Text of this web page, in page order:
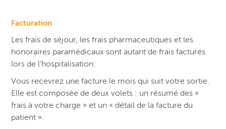
Facturation
Les frais de séjour, les frais pharmaceutiques et les
honoraires paramédicaux sont autant de frais facturés
lors de l’hospitalisation.
Vous recevrez une facture le mois qui suit votre sortie.
Elle est composée de deux volets : un résumé des «
frais à votre charge » et un « détail de la facture du
patient ».